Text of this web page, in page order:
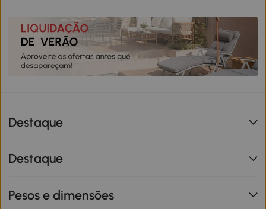
Destaque
Destaque
Pesos e dimensões